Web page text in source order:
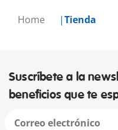
Home Tienda
Suscríbete a la
beneficios que te